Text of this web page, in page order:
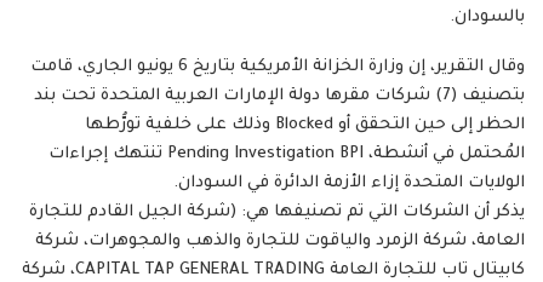
بالسودان.
وقال التقرير، إن وزارة الخزانة الأمريكية بتاريخ 6 يونيو الجاري، قامت
بتصنيف (7) شركات مقرها دولة الإمارات العربية المتحدة تحت بند
الحظر إلى حين التحقق أو Blocked وذلك على خلفية تورُّطها
المُحتمل في أنشطة، Pending Investigation BPI تنتهك إجراءات
الولايات المتحدة إزاء الأزمة الدائرة في السودان.
يذكر أن الشركات التي تم تصنيفها هي: (شركة الجيل القادم للتجارة
العامة، شركة الزمرد والياقوت للتجارة والذهب والمجوهرات، شركة
كابيتال تاب للتجارة العامة CAPITAL TAP GENERAL TRADING، شركة